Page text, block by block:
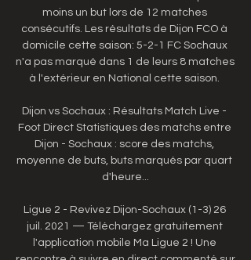
moins un but lors de 12 matches
consécutifs. Les résultats de Dijon FCO à
domicile cette saison: 5-2-1 FC Sochaux
n'a pas marqué dans 1 de leurs 8 matches
à l'extérieur en National cette saison.
Dijon vs Sochaux : Résultats Match Live -
Foot Direct Statistiques des matchs entre
Dijon - Sochaux : score des matchs,
moyenne de buts, buts marqués par quart
d'heure...
Ligue 2 - Revivez Dijon-Sochaux (1-3) 26
juil. 2021 — Téléchargez gratuitement
l'application mobile Ma Ligue 2 ! Une